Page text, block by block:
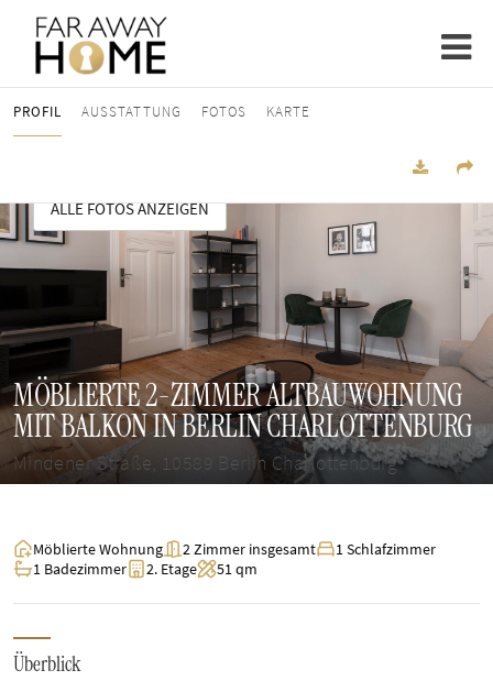
PROFIL AUSSTATTUNG FOTOS KARTE
ALLE FOTOS ANZEIGEN
MÖBLIERTE 2-ZIMMER ALTBAUWOHNUNG
MIT BALKON IN BERLIN CHARLOTTENBURG
Mindener Straße, 10589 Berlin Charlottenburg
Möblierte Wohnung 2 Zimmer insgesamt
1 Schlafzimmer
1 Badezimmer
2. Etage 51 qm
Überblick